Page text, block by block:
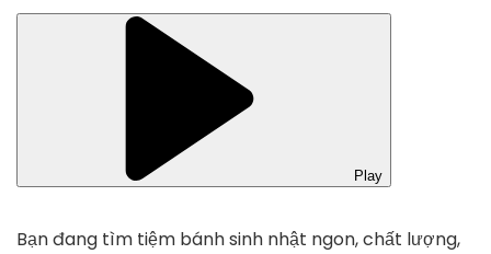
Play
Bạn đang tìm tiệm bánh sinh nhật ngon, chất lượng,